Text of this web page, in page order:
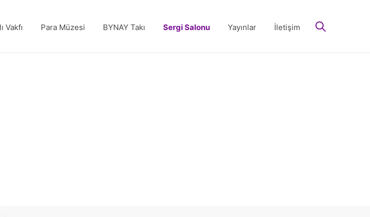
Vakfı Para Müzesi BYNAY Takı Sergi Salonu Yayınlar İletişim